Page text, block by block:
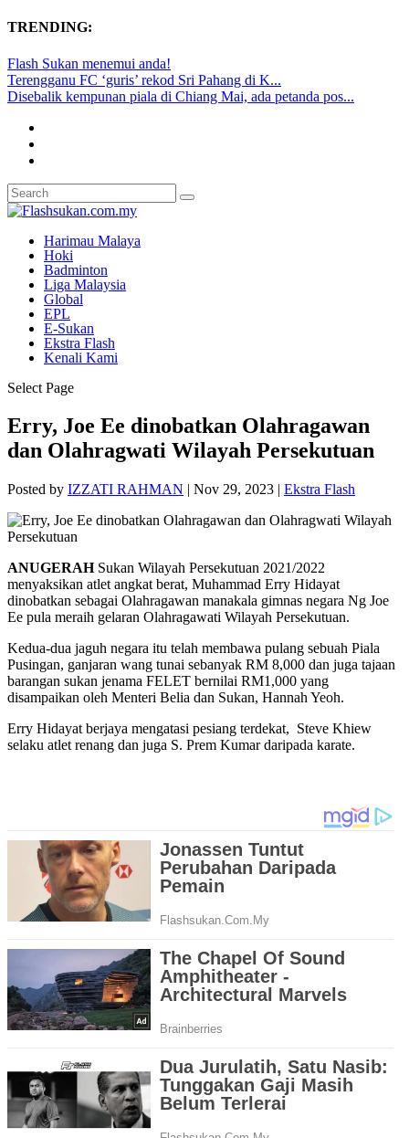
TRENDING:
Flash Sukan menemui anda!
Terengganu FC ‘guris’ rekod Sri Pahang di K...
Disebalik kempunan piala di Chiang Mai, ada petanda pos...
Harimau Malaya
Hoki
Badminton
Liga Malaysia
Global
EPL
E-Sukan
Ekstra Flash
Kenali Kami
Select Page
Erry, Joe Ee dinobatkan Olahragawan
dan Olahragwati Wilayah Persekutuan
Posted by IZZATI RAHMAN | Nov 29, 2023 | Ekstra Flash
ANUGERAHSukan Wilayah Persekutuan 2021/2022
menyaksikan atlet angkat berat, Muhammad Erry Hidayat
dinobatkan sebagai Olahragawan manakala gimnas negara Ng Joe
Ee pula meraih gelaran Olahragawati Wilayah Persekutuan.
Kedua-dua jaguh negara itu telah membawa pulang sebuah Piala
Pusingan, ganjaran wang tunai sebanyak RM 8,000 dan juga tajaan
barangan sukan jenama FELET bernilai RM1,000 yang
disampaikan oleh Menteri Belia dan Sukan, Hannah Yeoh.
Erry Hidayat berjaya mengatasi pesiang terdekat, Steve Khiew
selaku atlet renang dan juga S. Prem Kumar daripada karate.